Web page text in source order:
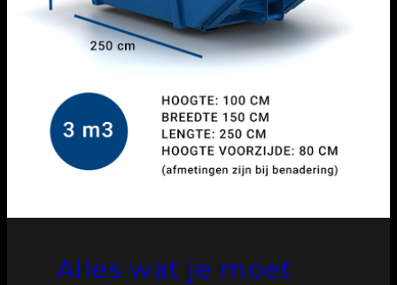
Alles wat je moet